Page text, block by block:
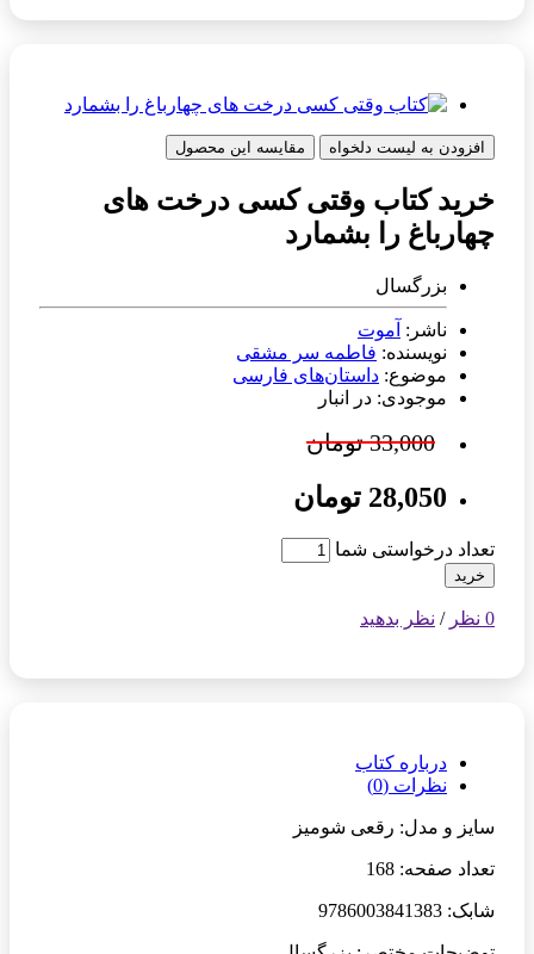
افزودن به لیست دلخواه مقایسه این محصول
خرید کتاب وقتی کسی درخت های
چهارباغ را بشمارد
بزرگسال
ناشر: آموت
نویسنده: فاطمه سر مشقی
موضوع: داستان‌های فارسی
موجودی: در انبار
33,000 تومان
28,050 تومان
تعداد درخواستی شما
خرید
0 نظر / نظر بدهید
درباره کتاب
نظرات (0)
سایز و مدل: رقعی شومیز
تعداد صفحه: 168
شابک: 9786003841383